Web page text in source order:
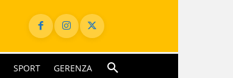
SPORT GERENZA